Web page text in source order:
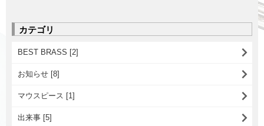
カテゴリ
BEST BRASS [2]
お知らせ [8]
マウスピース [1]
出来事 [5]